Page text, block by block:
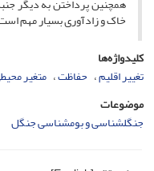
همچنین پرداختن به دیگر
خاک و زادآوری بسیار مهم
کلیدواژه‌ها
تغییر اقلیم حفاظت متغیر
موضوعات
جنگل­­شناسی و بوم­شناسی جنگل